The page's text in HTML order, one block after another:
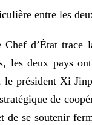
entre les
d’État trace
les deux pays
président Xi
de
de se soutenir